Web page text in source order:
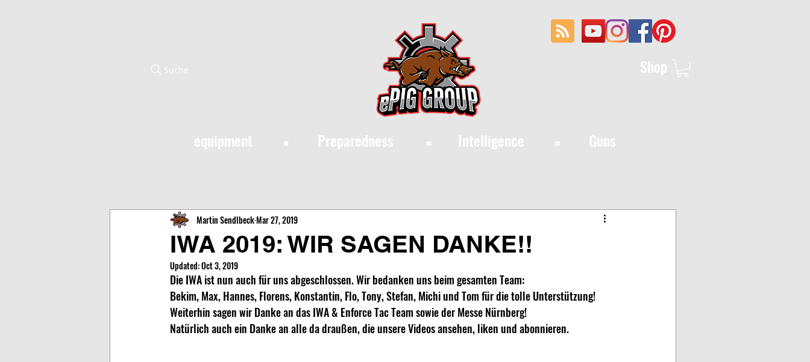
Shop
·
equipment Preparedness Intelligence Guns
·
·
Suche
IWA 2019: WIR SAGEN DANKE!!
Martin SendlbeckMar 27, 2019
Updated:Oct 3, 2019
Die IWA ist nun auch für uns abgeschlossen. Wir bedanken uns beim gesamten Team:
Bekim, Max, Hannes, Florens, Konstantin, Flo, Tony, Stefan, Michi und Tom für die tolle Unterstützung!
Weiterhin sagen wir Danke an das IWA & Enforce Tac Team sowie der Messe Nürnberg!
Natürlich auch ein Danke an alle da draußen, die unsere Videos ansehen, liken und abonnieren.